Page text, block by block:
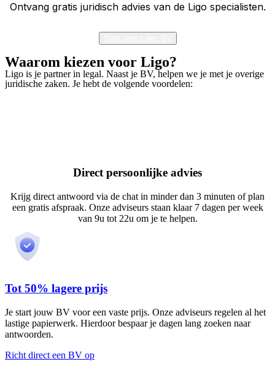
Ontvang gratis juridisch advies van de Ligo specialisten.
Waarom kiezen voor Ligo?
Ligo is je partner in legal. Naast je BV, helpen we je met je overige
juridische zaken. Je hebt de volgende voordelen:
Direct persoonlijke advies
Krijg direct antwoord via de chat in minder dan 3 minuten of plan
een gratis afspraak. Onze adviseurs staan klaar 7 dagen per week
van 9u tot 22u om je te helpen.
Tot 50% lagere prijs
Je start jouw BV voor een vaste prijs. Onze adviseurs regelen al het
lastige papierwerk. Hierdoor bespaar je dagen lang zoeken naar
antwoorden.
Richt direct een BV op